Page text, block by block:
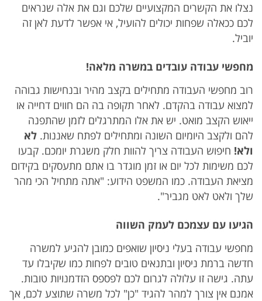
נצלו את הקשרים המקצועיים שלכם וגם את אלה שנראים
לכם ככאלה שפחות יכולים להועיל, אי אפשר לדעת לאן זה
יוביל.
מחפשי עבודה עובדים במשרה מלאה!
רוב מחפשי העבודה מתחילים בקצב מהיר ובנחישות גבוהה
למצוא עבודה בהקדם. לאחר תקופה בה הם חווים דחייה או
ייאוש הקצב מואט. יש את אלו המתרגלים לזמן שהתפנה
להם ולקצב היומיום השונה ומתחילים לפתח שאננות. לא
ולא! חיפוש העבודה צריך להוות חלק משגרת יומכם. קבעו
לכם משימות לכל יום או זמן מוגדר בו אתם מתעסקים בקידום
מציאת העבודה. כמו המשפט הידוע: "אתה מתחיל הכי מהר
שלך ולאט לאט מגביר".
הגיעו עם עצמכם לעמק השווה
מחפשי עבודה בעלי ניסיון שואפים כמובן להגיע למשרה
חדשה ברמת ניסיון ובתנאים טובים לפחות כמו שקיבלו עד
עתה. גישה זו עלולה לגרום לכם לפספס הזדמנויות טובות.
אמנם אין צורך למהר להגיד "כן" לכל משרה שתוצע לכם, אך